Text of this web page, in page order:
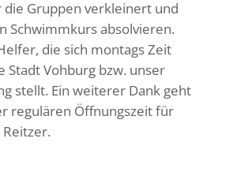
Gruppen verkleinert und
Schwimmkurs absolvieren.
die sich montags Zeit
Stadt Vohburg bzw. unser
stellt. Ein weiterer Dank geht
regulären Öffnungszeit für